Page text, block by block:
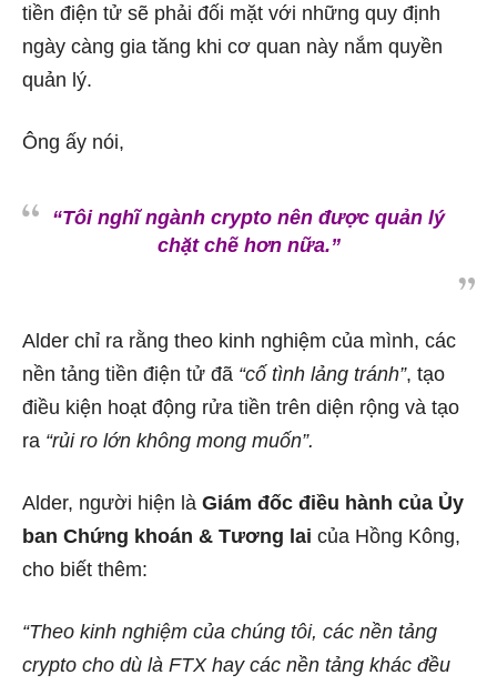
tiền điện tử sẽ phải đối mặt với những quy định
ngày càng gia tăng khi cơ quan này nắm quyền
quản lý.
Ông ấy nói,
“Tôi nghĩ ngành crypto nên được quản lý
chặt chẽ hơn nữa.”
Alder chỉ ra rằng theo kinh nghiệm của mình, các
nền tảng tiền điện tử đã “cố tình lảng tránh”, tạo
điều kiện hoạt động rửa tiền trên diện rộng và tạo
ra “rủi ro lớn không mong muốn”.
Alder, người hiện là Giám đốc điều hành của Ủy
ban Chứng khoán & Tương lai của Hồng Kông,
cho biết thêm:
“Theo kinh nghiệm của chúng tôi, các nền tảng
crypto cho dù là FTX hay các nền tảng khác đều